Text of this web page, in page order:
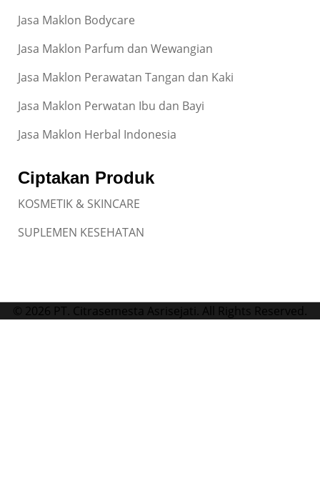
Jasa Maklon Bodycare
Jasa Maklon Parfum dan Wewangian
Jasa Maklon Perawatan Tangan dan Kaki
Jasa Maklon Perwatan Ibu dan Bayi
Jasa Maklon Herbal Indonesia
Ciptakan Produk
KOSMETIK & SKINCARE
SUPLEMEN KESEHATAN
© 2026 PT. Citrasemesta Asrisejati. All Rights Reserved.